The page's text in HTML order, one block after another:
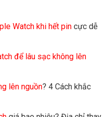
Watch khi hết pin cực dễ
để lâu sạc không lên
lên nguồn? 4 Cách khắc